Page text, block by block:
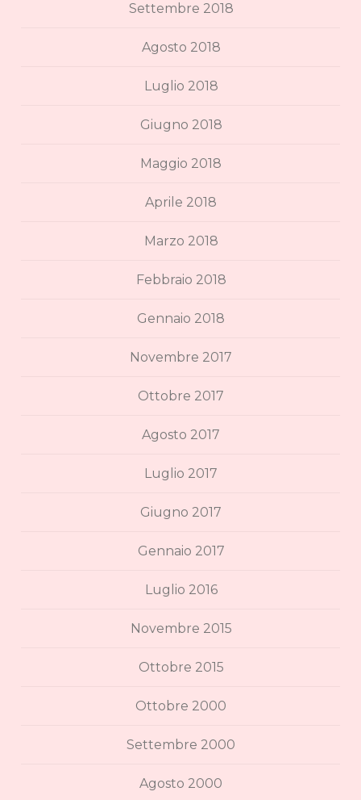
Settembre 2018
Agosto 2018
Luglio 2018
Giugno 2018
Maggio 2018
Aprile 2018
Marzo 2018
Febbraio 2018
Gennaio 2018
Novembre 2017
Ottobre 2017
Agosto 2017
Luglio 2017
Giugno 2017
Gennaio 2017
Luglio 2016
Novembre 2015
Ottobre 2015
Ottobre 2000
Settembre 2000
Agosto 2000